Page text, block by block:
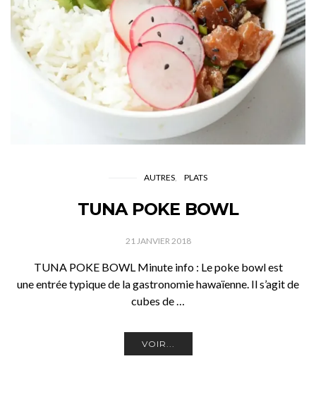
AUTRES PLATS
TUNA POKE BOWL
21 JANVIER 2018
TUNA POKE BOWL Minute info : Le poke bowl est
une entrée typique de la gastronomie hawaïenne. Il s’agit de
cubes de …
VOIR...